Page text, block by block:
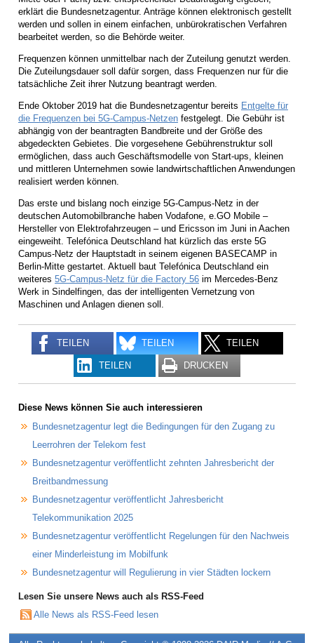
erklärt die Bundesnetzagentur. Anträge können elektronisch gestellt
werden und sollen in einem einfachen, unbürokratischen Verfahren
bearbeitet werden, so die Behörde weiter.
Frequenzen können unmittelbar nach der Zuteilung genutzt werden.
Die Zuteilungsdauer soll dafür sorgen, dass Frequenzen nur für die
tatsächliche Zeit ihrer Nutzung beantragt werden.
Ende Oktober 2019 hat die Bundesnetzagentur bereits Entgelte für
die Frequenzen bei 5G-Campus-Netzen festgelegt. Die Gebühr ist
abhängig von der beantragten Bandbreite und der Größe des
abgedeckten Gebietes. Die vorgesehene Gebührenstruktur soll
ermöglichen, dass auch Geschäftsmodelle von Start-ups, kleinen
und mittleren Unternehmen sowie landwirtschaftlichen Anwendungen
realisiert werden können.
Das erste und bislang noch einzige 5G-Campus-Netz in der
deutschen Automobilbranche haben Vodafone, e.GO Mobile –
Hersteller von Elektrofahrzeugen – und Ericsson im Juni in Aachen
eingeweiht. Telefónica Deutschland hat kürzlich das erste 5G
Campus-Netz der Hauptstadt in seinem eigenen BASECAMP in
Berlin-Mitte gestartet. Aktuell baut Telefónica Deutschland ein
weiteres 5G-Campus-Netz für die Factory 56 im Mercedes-Benz
Werk in Sindelfingen, das der intelligenten Vernetzung von
Maschinen und Anlagen dienen soll.
TEILEN TEILEN TEILEN
TEILEN DRUCKEN
Diese News können Sie auch interessieren
Bundesnetzagentur legt die Bedingungen für den Zugang zu
Leerrohren der Telekom fest
Bundesnetzagentur veröffentlicht zehnten Jahresbericht der
Breitbandmessung
Bundesnetzagentur veröffentlicht Jahresbericht
Telekommunikation 2025
Bundesnetzagentur veröffentlicht Regelungen für den Nachweis
einer Minderleistung im Mobilfunk
Bundesnetzagentur will Regulierung in vier Städten lockern
Lesen Sie unsere News auch als RSS-Feed
Alle News als RSS-Feed lesen